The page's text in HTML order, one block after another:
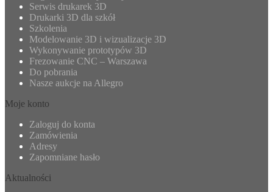
Serwis drukarek 3D
Drukarki 3D dla szkół
Szkolenia
Modelowanie 3D i wizualizacje 3D
Wykonywanie prototypów 3D
Frezowanie CNC – Warszawa
Do pobrania
Nasze aukcje na Allegro
Moje konto
Zaloguj do konta
Zamówienia
Adresy
Zapomniane hasło
Aktualności